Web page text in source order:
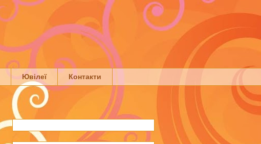
Ювілеї Контакти